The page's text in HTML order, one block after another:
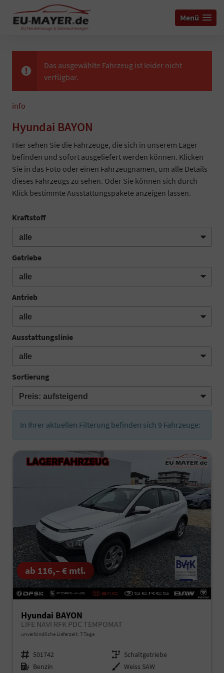
Menü
Das ausgewählte Fahrzeug ist leider nicht
verfügbar.
info
Hyundai BAYON
Hier sehen Sie die Fahrzeuge, die sich in unserem Lager
befinden und sofort ausgeliefert werden können. Klicken
Sie in das Foto oder einen Fahrzeugnamen, um alle Details
dieses Fahrzeugs zu sehen. Oder Sie können sich durch
Klick bestimmte Ausstattungspakete anzeigen lassen.
Kraftstoff
Getriebe
Antrieb
Ausstattungslinie
Sortierung
In Ihrer aktuellen Filterung befinden sich 9 Fahrzeuge:
ab 116,– € mtl.
Hyundai BAYON
LIFE NAVI RFK PDC TEMPOMAT
unverbindliche Lieferzeit: 7 Tage
Fahrzeugnr. 501742 Getriebe Schaltgetriebe
Kraftstoff Benzin Außenfarbe Weiss SAW